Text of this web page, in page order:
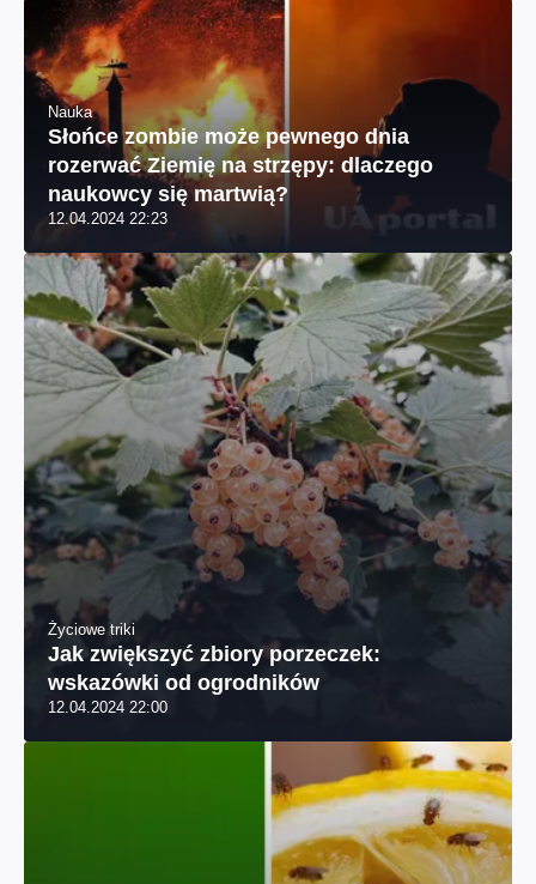
Nauka
Słońce zombie może pewnego dnia
rozerwać Ziemię na strzępy: dlaczego
naukowcy się martwią?
12.04.2024 22:23
Życiowe triki
Jak zwiększyć zbiory porzeczek:
wskazówki od ogrodników
12.04.2024 22:00